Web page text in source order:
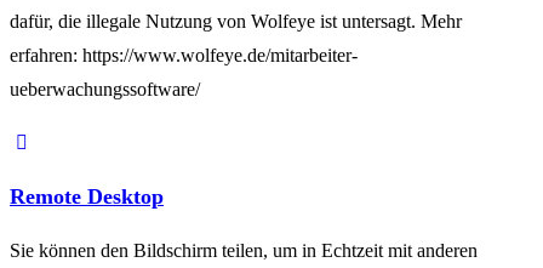
dafür, die illegale Nutzung von Wolfeye ist untersagt. Mehr
erfahren: https://www.wolfeye.de/mitarbeiter-
ueberwachungssoftware/
Remote Desktop
Sie können den Bildschirm teilen, um in Echtzeit mit anderen